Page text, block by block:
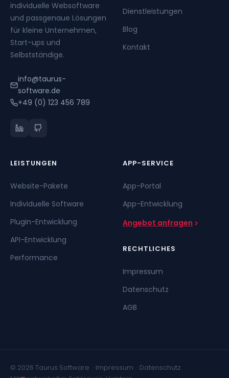
individuelle Websoftware
und passgenaue Lösungen
für kleine Unternehmen,
Start-ups und
Selbstständige.
info@taurus-
software.de
+49 (0) 123 456 789
Dienstleistungen
Blog
Kontakt
LEISTUNGEN
Website-Pakete
Individuelle Software
Plugin-Entwicklung
API-Entwicklung
Performance
APP-SERVICE
App-Portal
App-Entwicklung
Angebot anfragen
RECHTLICHES
Impressum
Datenschutz
AGB
© 2026 Taurus Software · Impressum · Datenschutz